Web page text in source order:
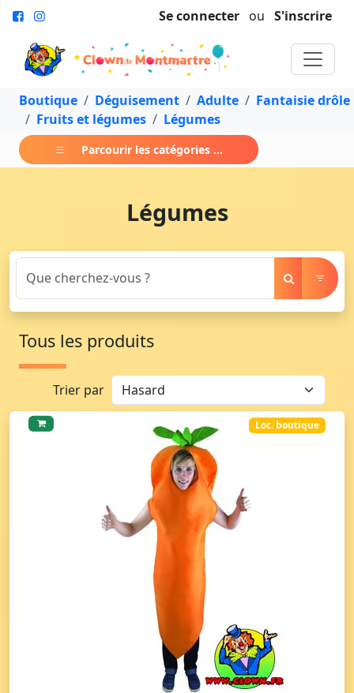
Se connecter ou S'inscrire
Boutique Déguisement Adulte
Fantaisie drôle
Fruits et légumes
Légumes
Parcourir les catégories ...
Légumes
Tous les produits
Trier par
Loc. boutique